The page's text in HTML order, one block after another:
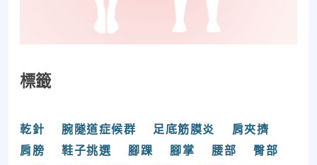
標籤
乾針 腕隧道症候群 足底筋膜炎
肩夾擠
肩膀
鞋子挑選 腳踝 腳掌 腰部
臀部